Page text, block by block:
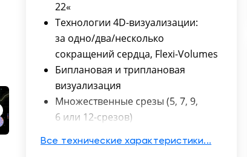
22«
Технологии 4D-визуализации:
за одно/два/несколько
сокращений сердца, Flexi-Volumes
Биплановая и триплановая
визуализация
Множественные срезы (5, 7, 9,
6 или 12-срезов)
Рендерные карты глубины, вкл.
Все технические характеристики...